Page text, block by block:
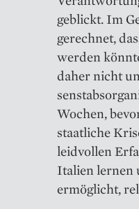
geblickt. Im
gerechnet,
werden
daher nicht
Wochen,
staatliche
leidvollen
Italien lernen
ermöglicht,